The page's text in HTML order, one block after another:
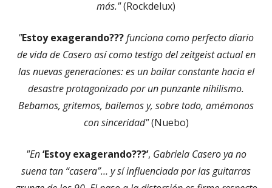
más."(Rockdelux)
"Estoy exagerando???funciona como perfecto diario
de vida de Casero así como testigo del zeitgeist actual en
las nuevas generaciones: es un bailar constante hacia el
desastre protagonizado por un punzante nihilismo.
Bebamos, gritemos, bailemos y, sobre todo, amémonos
con sinceridad"(Nuebo)
"En ‘Estoy exagerando???’, Gabriela Casero ya no
suena tan “casera”… y sí influenciada por las guitarras